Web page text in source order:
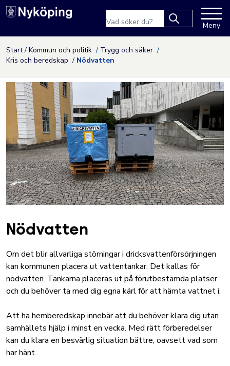
Hoppa till innehåll
Nyköpings kommuns
results.
Meny
Start Kommun och politik
Trygg och säker
Kris och beredskap
Nödvatten
Nödvatten
Om det blir allvarliga störningar i dricksvattenförsörjningen
kan kommunen placera ut vattentankar. Det kallas för
nödvatten. Tankarna placeras ut på förutbestämda platser
och du behöver ta med dig egna kärl för att hämta vattnet i.
Att ha hemberedskap innebär att du behöver klara dig utan
samhällets hjälp i minst en vecka. Med rätt förberedelser
kan du klara en besvärlig situation bättre, oavsett vad som
har hänt.